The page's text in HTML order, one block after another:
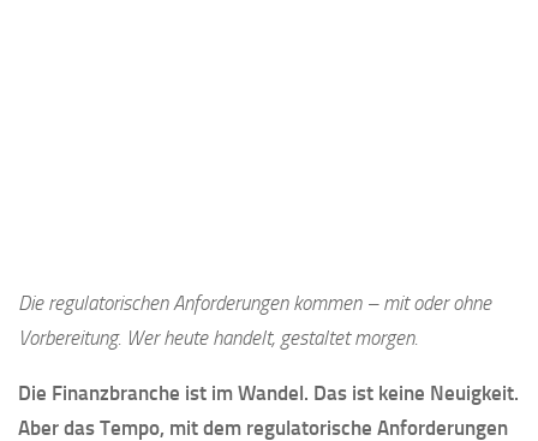
Die regulatorischen Anforderungen kommen – mit oder ohne
Vorbereitung. Wer heute handelt, gestaltet morgen.
Die Finanzbranche ist im Wandel. Das ist keine Neuigkeit.
Aber das Tempo, mit dem regulatorische Anforderungen